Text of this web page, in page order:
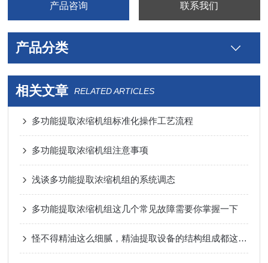
产品咨询 联系我们
产品分类
相关文章 RELATED ARTICLES
多功能提取浓缩机组标准化操作工艺流程
多功能提取浓缩机组注意事项
浅谈多功能提取浓缩机组的系统调态
多功能提取浓缩机组这几个常见故障需要你掌握一下
怪不得精油这么细腻，精油提取设备的结构组成都这么复杂了